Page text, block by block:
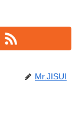
Mr.JISUI